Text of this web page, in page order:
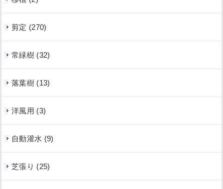
剪定 (270)
常緑樹 (32)
落葉樹 (13)
洋風用 (3)
自動灌水 (9)
芝張り (25)